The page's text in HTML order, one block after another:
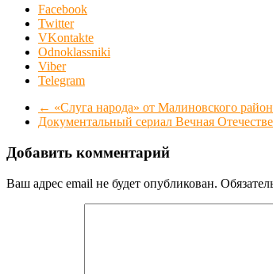
Facebook
Twitter
VKontakte
Odnoklassniki
Viber
Telegram
← «Слуга народа» от Малиновского
Документальный сериал Вечная
Добавить комментарий
Ваш адрес email не будет опубликован.